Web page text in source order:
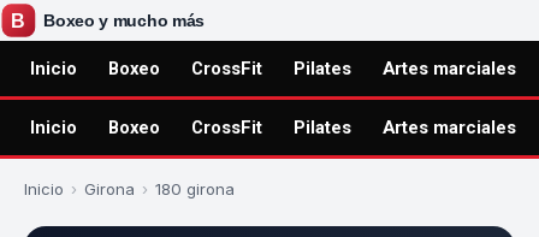
Inicio Boxeo CrossFit Pilates Artes marciales
Inicio Boxeo CrossFit Pilates Artes marciales
Inicio › Girona › 180 girona